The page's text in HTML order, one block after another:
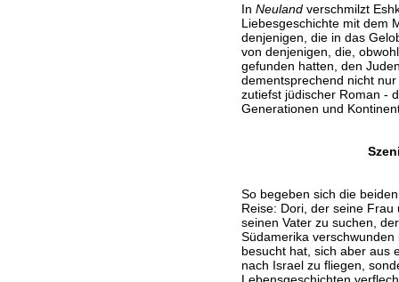
In Neulandverschmilzt
Liebesgeschichte mit dem
denjenigen, die in das
von denjenigen, die,
gefunden hatten, den
dementsprechend nicht
zutiefst jüdischer Roman -
Generationen und
So begeben sich die
Reise: Dori, der seine
seinen Vater zu suchen,
Südamerika
besucht hat, sich aber aus
nach Israel zu fliegen,
Lebensgeschichten